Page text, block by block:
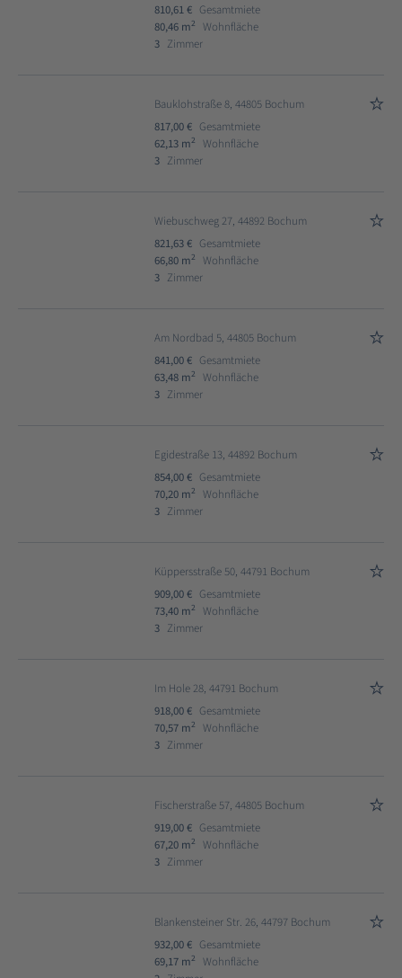
810,61 € Gesamtmiete
80,46 m2
Wohnfläche
3 Zimmer
Bauklohstraße 8, 44805 Bochum
817,00 € Gesamtmiete
62,13 m2
Wohnfläche
3 Zimmer
Wiebuschweg 27, 44892 Bochum
821,63 € Gesamtmiete
66,80 m2
Wohnfläche
3 Zimmer
Am Nordbad 5, 44805 Bochum
841,00 € Gesamtmiete
63,48 m2
Wohnfläche
3 Zimmer
Egidestraße 13, 44892 Bochum
854,00 € Gesamtmiete
70,20 m2
Wohnfläche
3 Zimmer
Küppersstraße 50, 44791 Bochum
909,00 € Gesamtmiete
73,40 m2
Wohnfläche
3 Zimmer
Im Hole 28, 44791 Bochum
918,00 € Gesamtmiete
70,57 m2
Wohnfläche
3 Zimmer
Fischerstraße 57, 44805 Bochum
919,00 € Gesamtmiete
67,20 m2
Wohnfläche
3 Zimmer
Blankensteiner Str. 26, 44797 Bochum
932,00 € Gesamtmiete
69,17 m2
Wohnfläche